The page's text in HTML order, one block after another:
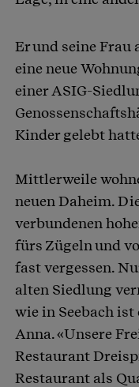
Er und seine Frau
eine neue
einer ASIG-
Kinder gelebt
Mittlerweile
neuen Daheim.
verbundenen
fürs Zügeln und
fast vergessen.
alten Siedlung
wie in Seebach
Anna. «Unsere
Restaurant
Restaurant als